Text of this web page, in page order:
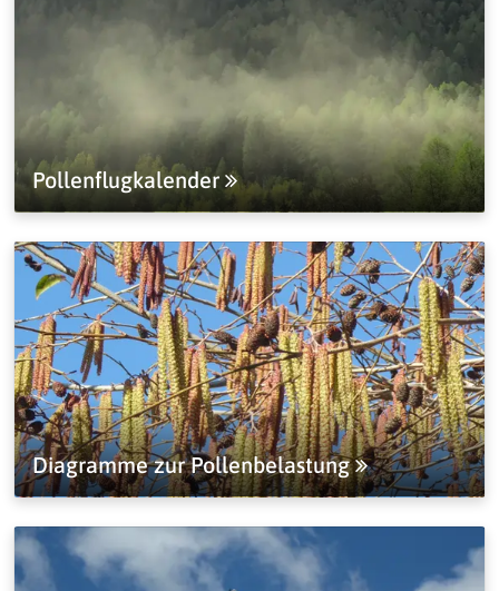
Pollenflugkalender
Diagramme zur Pollenbelastung